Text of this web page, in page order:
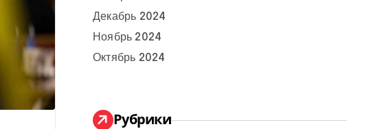
Декабрь 2024
Ноябрь 2024
Октябрь 2024
Рубрики